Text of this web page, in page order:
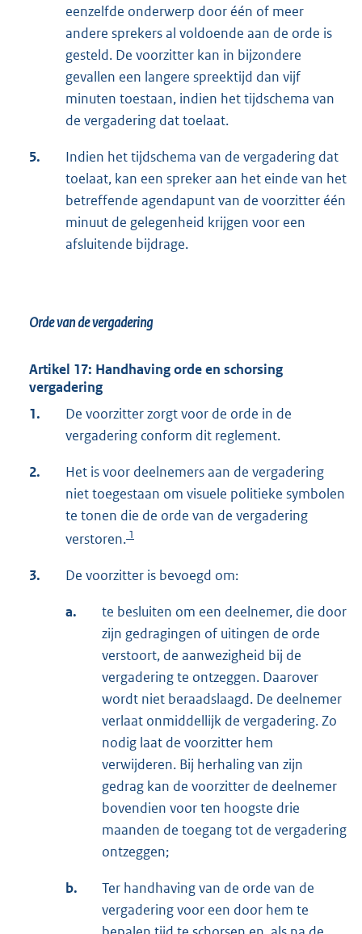
eenzelfde onderwerp door één of meer
andere sprekers al voldoende aan de orde is
gesteld. De voorzitter kan in bijzondere
gevallen een langere spreektijd dan vijf
minuten toestaan, indien het tijdschema van
de vergadering dat toelaat.
5.
Indien het tijdschema van de vergadering dat
toelaat, kan een spreker aan het einde van het
betreffende agendapunt van de voorzitter één
minuut de gelegenheid krijgen voor een
afsluitende bijdrage.
Orde van de vergadering
Artikel 17: Handhaving orde en schorsing
vergadering
1.
De voorzitter zorgt voor de orde in de
vergadering conform dit reglement.
2.
Het is voor deelnemers aan de vergadering
niet toegestaan om visuele politieke symbolen
te tonen die de orde van de vergadering
verstoren. 1
3. De voorzitter is bevoegd om:
a.
te besluiten om een deelnemer, die door
zijn gedragingen of uitingen de orde
verstoort, de aanwezigheid bij de
vergadering te ontzeggen. Daarover
wordt niet beraadslaagd. De deelnemer
verlaat onmiddellijk de vergadering. Zo
nodig laat de voorzitter hem
verwijderen. Bij herhaling van zijn
gedrag kan de voorzitter de deelnemer
bovendien voor ten hoogste drie
maanden de toegang tot de vergadering
ontzeggen;
b.
Ter handhaving van de orde van de
vergadering voor een door hem te